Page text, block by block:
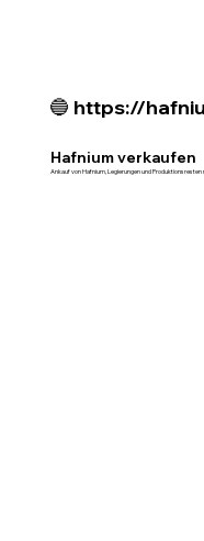
🔵 https://
Hafnium verkaufen
Ankauf von Hafnium, Legierungen und Produktionsresten